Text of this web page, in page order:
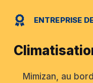
ENTREPRISE
Mimizan, au